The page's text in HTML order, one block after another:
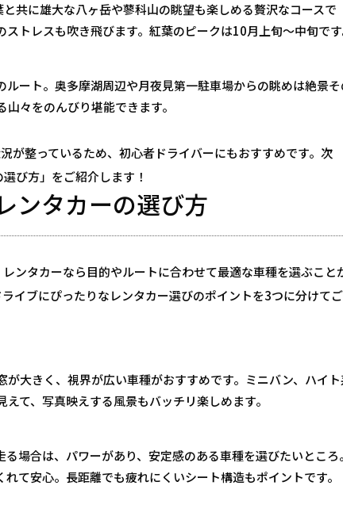
共に雄大な八ヶ岳や蓼科山の眺望も楽しめる贅沢なコースで
トレスも吹き飛びます。紅葉のピークは10月上旬〜中旬です
ート。奥多摩湖周辺や月夜見第一駐車場からの眺めは絶景そ
々をのんびり堪能できます。
が整っているため、初心者ドライバーにもおすすめです。次
び方」をご紹介します！
ンタカーの選び方
ンタカーなら目的やルートに合わせて最適な車種を選ぶこと
イブにぴったりなレンタカー選びのポイントを3つに分けてご
大きく、視界が広い車種がおすすめです。ミニバン、ハイト
て、写真映えする風景もバッチリ楽しめます。
場合は、パワーがあり、安定感のある車種を選びたいところ。
て安心。長距離でも疲れにくいシート構造もポイントです。